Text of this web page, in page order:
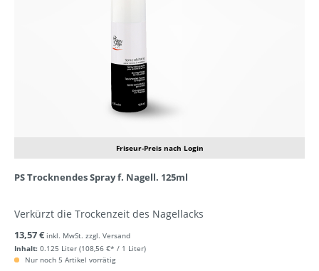
Friseur-Preis nach Login
PS Trocknendes Spray f. Nagell. 125ml
Verkürzt die Trockenzeit des Nagellacks
Inhalt: 0.125 Liter (108,56 €* / 1 Liter)
13,57 € inkl. MwSt. zzgl. Versand
Nur noch 5 Artikel vorrätig